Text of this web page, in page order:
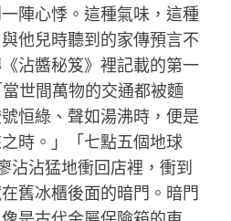
陣心悸。這種氣味，這種
他兒時聽到的家傳預言不
沾醬秘笈》裡記載的第一
世間萬物的交通都被麵
恒綠、聲如湯沸時，便是
時。」「七點五個地球
沾沾猛地衝回店裡，衝到
舊冰櫃後面的暗門。暗門